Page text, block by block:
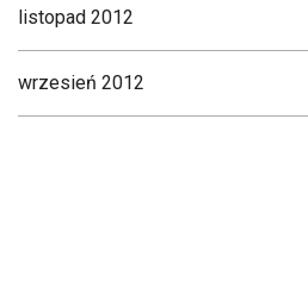
listopad 2012
wrzesień 2012